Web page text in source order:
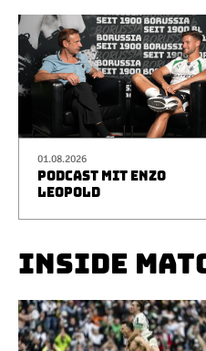
01.08.2026
PODCAST MIT ENZO
LEOPOLD
INSIDE